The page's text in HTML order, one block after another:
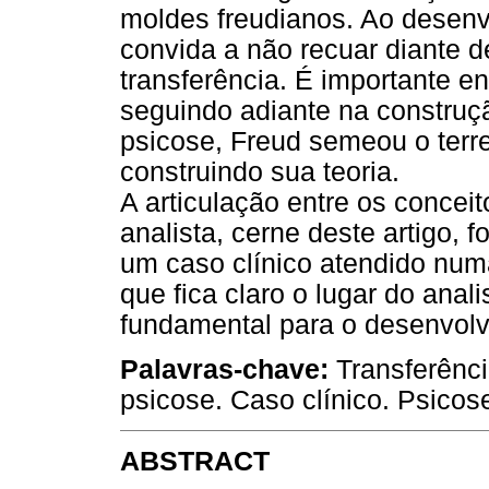
moldes freudianos. Ao
convida a não recuar diante
transferência. É importante
seguindo adiante na
psicose, Freud semeou o
construindo sua teoria.
A articulação entre os
analista, cerne deste artigo,
um caso clínico atendido
que fica claro o lugar do
fundamental para o
Palavras-chave:
psicose. Caso clínico.
ABSTRACT